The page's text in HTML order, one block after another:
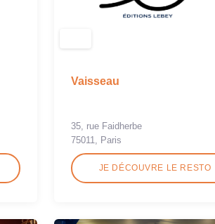
Vaisseau
35, rue Faidherbe
75011, Paris
JE DÉCOUVRE LE RESTO